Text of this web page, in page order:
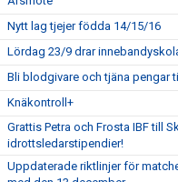
Nytt lag tjejer födda 14/15/16
Lördag 23/9 drar
Bli blodgivare och tjäna pengar
Knäkontroll+
Grattis Petra och Frosta IBF till
idrottsledarstipendier!
Uppdaterade riktlinjer för